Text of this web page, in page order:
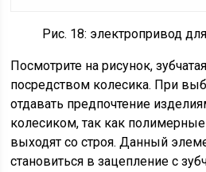
Рис. 18: электропривод
Посмотрите на рисунок,
посредством колесика. При
отдавать предпочтение
колесиком, так как
выходят со строя. Данный
становиться в зацепление с